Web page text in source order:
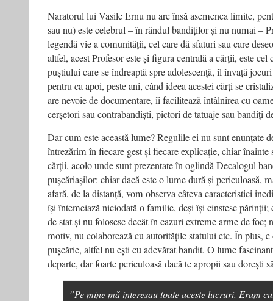
Naratorul lui Vasile Ernu nu are însă asemenea limite,
sau nu) este celebrul – în rândul bandiților și nu numai –
legendă vie a comunității, cel care dă sfaturi sau care
altfel, acest Profesor este și figura centrală a cărții, este cel
puștiului care se îndreaptă spre adolescență, îl învață
pentru ca apoi, peste ani, când ideea acestei cărți se
are nevoie de documentare, îi facilitează întâlnirea cu
cerșetori sau contrabandiști, pictori de tatuaje sau bandiți
Dar cum este această lume? Regulile ei nu sunt enunțate
întrezărim în fiecare gest și fiecare explicație, chiar înainte
cărții, acolo unde sunt prezentate în oglindă Decalogul
pușcăriașilor: chiar dacă este o lume dură și periculoasă,
afară, de la distanță, vom observa câteva caracteristici
își întemeiază niciodată o familie, deși își cinstesc părinții;
de stat și nu folosesc decât în cazuri extreme arme de foc;
motiv, nu colaborează cu autoritățile statului etc. În plus,
pușcărie, altfel nu ești cu adevărat bandit. O lume
departe, dar foarte periculoasă dacă te apropii sau dorești
”Pe mine mă interesau toate aceste lucruri. Eram